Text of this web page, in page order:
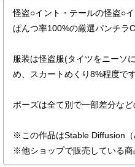
怪盗○イント・テールの怪盗○
ぱんつ率100%の厳選パンチラ
服装は怪盗服(タイツをニーソ
め、スカートめくり8%程度です
ポーズは全て別で一部差分など
※この作品はStable Diffusion（
※他ショップで販売している商